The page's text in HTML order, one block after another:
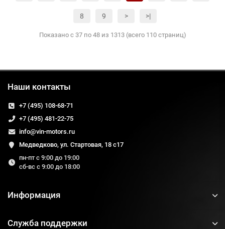
8 9 > >|
Показано с 37 по 48 из 1313 (всего 110 страниц)
Наши контакты
+7 (495) 108-68-71
+7 (495) 481-22-75
info@vin-motors.ru
Медведково, ул. Стартовая, 18 с17
пн-пт с 9:00 до 19:00
сб-вс с 9:00 до 18:00
Информация
Служба поддержки